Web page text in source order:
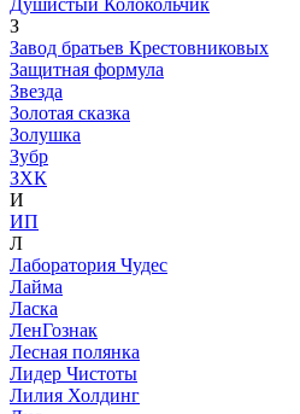
Душистый Колокольчик
З
Завод братьев Крестовниковых
Защитная формула
Звезда
Золотая сказка
Золушка
Зубр
ЗХК
И
ИП
Л
Лаборатория Чудес
Лайма
Ласка
ЛенГознак
Лесная полянка
Лидер Чистоты
Лилия Холдинг